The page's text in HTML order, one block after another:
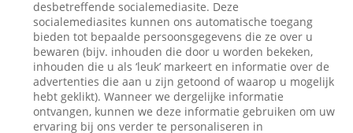
desbetreffende socialemediasite. Deze
socialemediasites kunnen ons automatische toegang
bieden tot bepaalde persoonsgegevens die ze over u
bewaren (bijv. inhouden die door u worden bekeken,
inhouden die u als ‘leuk’ markeert en informatie over de
advertenties die aan u zijn getoond of waarop u mogelijk
hebt geklikt). Wanneer we dergelijke informatie
ontvangen, kunnen we deze informatie gebruiken om uw
ervaring bij ons verder te personaliseren in